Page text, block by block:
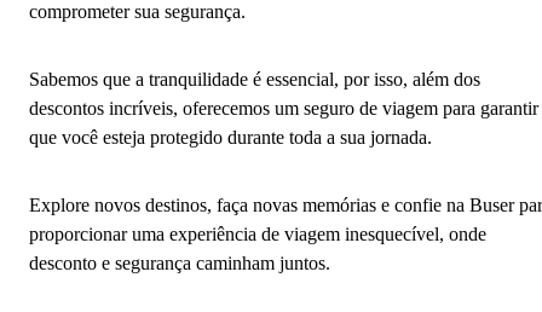
comprometer sua segurança.
Sabemos que a tranquilidade é essencial, por isso, além dos
descontos incríveis, oferecemos um seguro de viagem para garantir
que você esteja protegido durante toda a sua jornada.
Explore novos destinos, faça novas memórias e confie na Buser
proporcionar uma experiência de viagem inesquecível, onde
desconto e segurança caminham juntos.